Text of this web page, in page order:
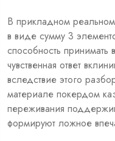
В прикладном
в виде сумму 3
способность
чувственная ответ
вследствие этого
материале покердом
переживания
формируют ложное